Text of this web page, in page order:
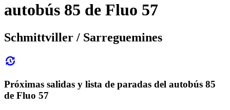
autobús 85 de Fluo 57
Schmittviller / Sarreguemines
Próximas salidas y lista de paradas del autobús 85
de Fluo 57